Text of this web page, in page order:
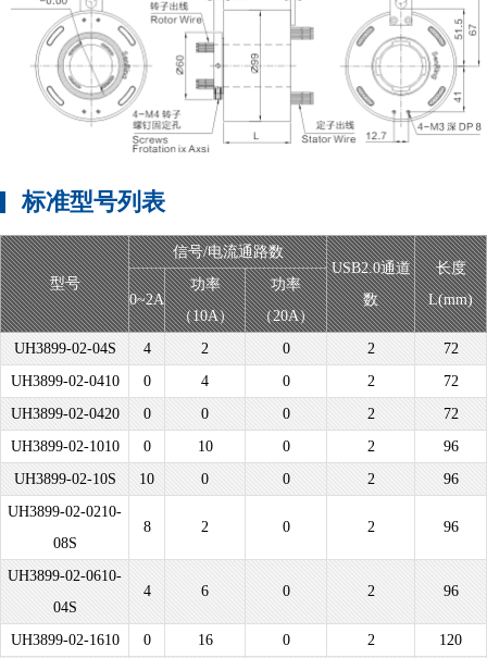
标准型号列表
型号
信号/电流通路数
USB2.0通道
数
长度
L(mm)
0~2A
功率
（10A）
功率
（20A）
UH3899-02-04S
4 2 0 2
72
UH3899-02-0410
0 4 0 2
72
UH3899-02-0420
0 0 0 2
72
UH3899-02-1010
0 10 0 2
96
UH3899-02-10S
10 0 0 2
96
UH3899-02-0210-
08S
8 2 0 2 96
UH3899-02-0610-
04S
4 6 0 2 96
UH3899-02-1610 0 16 0 2
120